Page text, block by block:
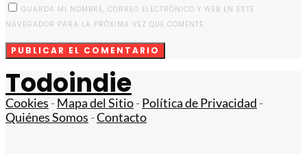
GUARDA MI NOMBRE, CORREO ELECTRÓNICO Y WEB EN ESTE
NAVEGADOR PARA LA PRÓXIMA VEZ QUE COMENTE.
Todoindie
Cookies -Mapa del Sitio-Política de Privacidad -
Quiénes Somos -Contacto